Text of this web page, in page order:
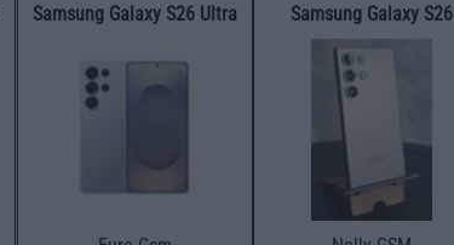
Samsung Galaxy S26 Ultra Samsung Galaxy S26